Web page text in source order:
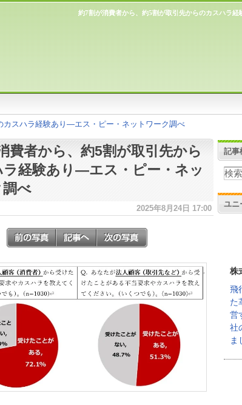
約7割が消費者から、約5割が取引先からのカスハラ
カスハラ経験あり―エス・ピー・ネットワーク調べ
費者から、約5割が取引先から
ラ経験あり―エス・ピー・ネッ
調べ
2025年8月24日 17:00
記事
ユニ
株
飛
た
営
社
ま